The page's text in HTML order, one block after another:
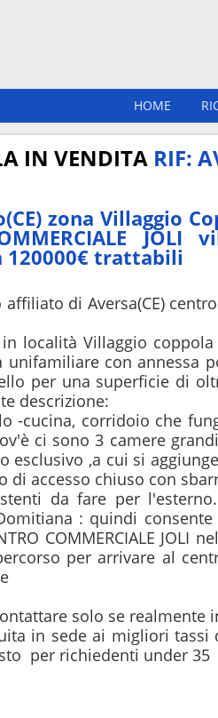
HOME
IN VENDITA RIF:
zona Villaggio
120000€ trattabili
di Aversa(CE)
località Villaggio coppola
unifamiliare con
per una superficie di
descrizione:
-cucina, corridoio che
ci sono 3 camere
esclusivo ,a cui si
di accesso chiuso con
da fare per
: quindi
COMMERCIALE JOLI
per arrivare al
solo se realmente
in sede ai migliori tassi
per richiedenti under 35